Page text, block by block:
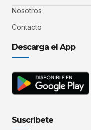
Nosotros
Contacto
Descarga el App
Suscríbete